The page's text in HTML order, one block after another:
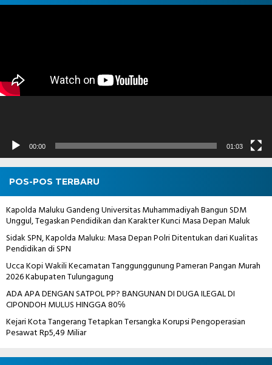
Pemutar
00:00 01:03
POS-POS TERBARU
Kapolda Maluku Gandeng Universitas Muhammadiyah Bangun SDM
Unggul, Tegaskan Pendidikan dan Karakter Kunci Masa Depan Maluk
Sidak SPN, Kapolda Maluku: Masa Depan Polri Ditentukan dari Kualitas
Pendidikan di SPN
Ucca Kopi Wakili Kecamatan Tanggunggunung Pameran Pangan Murah
2026 Kabupaten Tulungagung
ADA APA DENGAN SATPOL PP? BANGUNAN DI DUGA ILEGAL DI
CIPONDOH MULUS HINGGA 80℅
Kejari Kota Tangerang Tetapkan Tersangka Korupsi Pengoperasian
Pesawat Rp5,49 Miliar